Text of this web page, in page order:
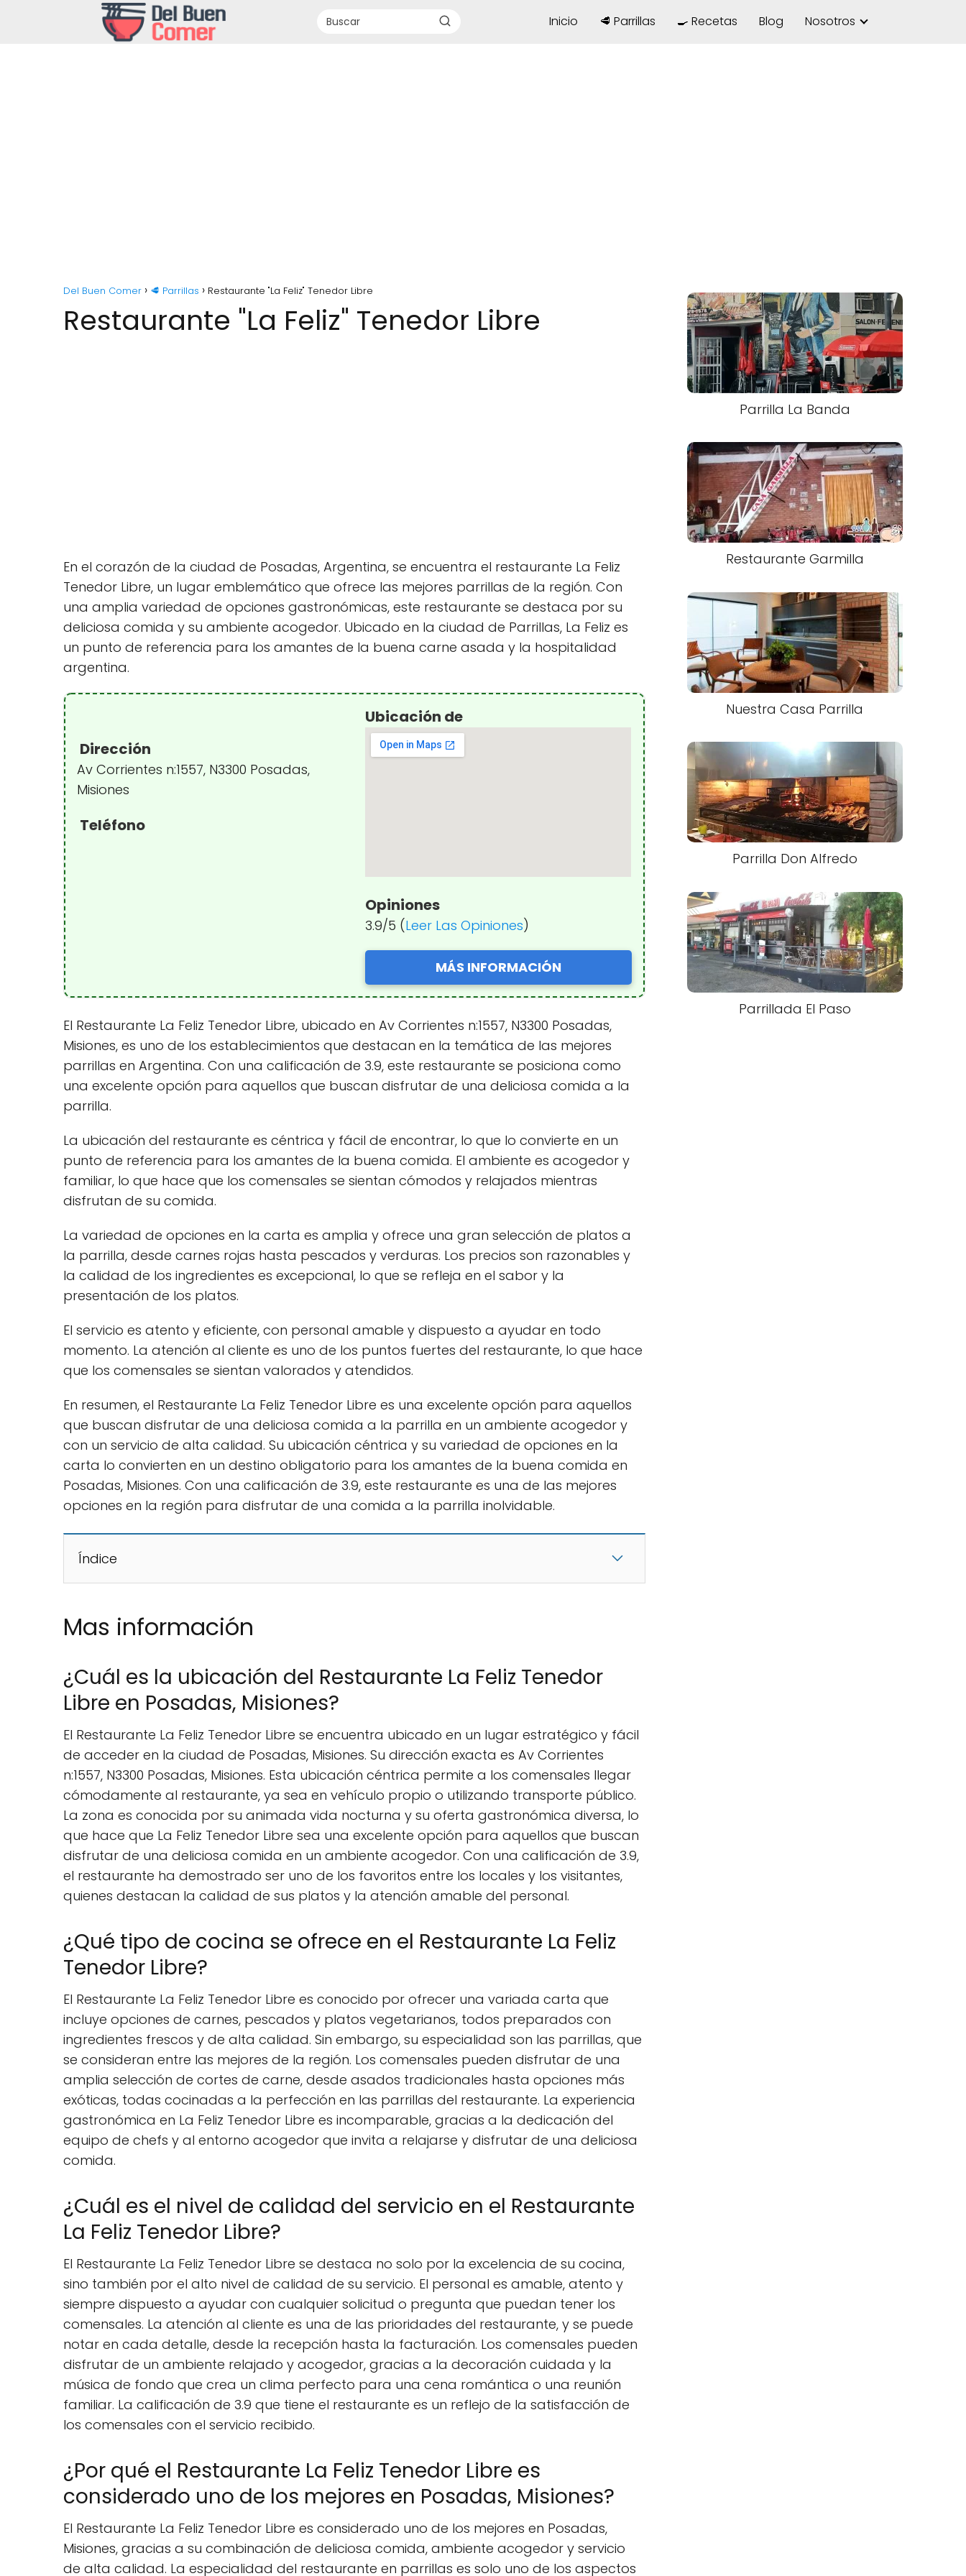
Inicio 🥩 Parrillas 🍳 Recetas Blog Nosotros
Del Buen Comer 🥩 Parrillas Restaurante "La Feliz" Tenedor Libre
Restaurante "La Feliz" Tenedor Libre
En el corazón de la ciudad de Posadas, Argentina, se encuentra el restaurante La Feliz
Tenedor Libre, un lugar emblemático que ofrece las mejores parrillas de la región. Con
una amplia variedad de opciones gastronómicas, este restaurante se destaca por su
deliciosa comida y su ambiente acogedor. Ubicado en la ciudad de Parrillas, La Feliz es
un punto de referencia para los amantes de la buena carne asada y la hospitalidad
argentina.
Dirección
Av Corrientes n:1557, N3300 Posadas,
Misiones
Teléfono
Ubicación de
Opiniones
3.9/5 (Leer Las Opiniones)
MÁS INFORMACIÓN
El Restaurante La Feliz Tenedor Libre, ubicado en Av Corrientes n:1557, N3300 Posadas,
Misiones, es uno de los establecimientos que destacan en la temática de las mejores
parrillas en Argentina. Con una calificación de 3.9, este restaurante se posiciona como
una excelente opción para aquellos que buscan disfrutar de una deliciosa comida a la
parrilla.
La ubicación del restaurante es céntrica y fácil de encontrar, lo que lo convierte en un
punto de referencia para los amantes de la buena comida. El ambiente es acogedor y
familiar, lo que hace que los comensales se sientan cómodos y relajados mientras
disfrutan de su comida.
La variedad de opciones en la carta es amplia y ofrece una gran selección de platos a
la parrilla, desde carnes rojas hasta pescados y verduras. Los precios son razonables y
la calidad de los ingredientes es excepcional, lo que se refleja en el sabor y la
presentación de los platos.
El servicio es atento y eficiente, con personal amable y dispuesto a ayudar en todo
momento. La atención al cliente es uno de los puntos fuertes del restaurante, lo que hace
que los comensales se sientan valorados y atendidos.
En resumen, el Restaurante La Feliz Tenedor Libre es una excelente opción para aquellos
que buscan disfrutar de una deliciosa comida a la parrilla en un ambiente acogedor y
con un servicio de alta calidad. Su ubicación céntrica y su variedad de opciones en la
carta lo convierten en un destino obligatorio para los amantes de la buena comida en
Posadas, Misiones. Con una calificación de 3.9, este restaurante es una de las mejores
opciones en la región para disfrutar de una comida a la parrilla inolvidable.
Índice
Mas información
¿Cuál es la ubicación del Restaurante La Feliz Tenedor
Libre en Posadas, Misiones?
El Restaurante La Feliz Tenedor Libre se encuentra ubicado en un lugar estratégico y fácil
de acceder en la ciudad de Posadas, Misiones. Su dirección exacta es Av Corrientes
n:1557, N3300 Posadas, Misiones. Esta ubicación céntrica permite a los comensales llegar
cómodamente al restaurante, ya sea en vehículo propio o utilizando transporte público.
La zona es conocida por su animada vida nocturna y su oferta gastronómica diversa, lo
que hace que La Feliz Tenedor Libre sea una excelente opción para aquellos que buscan
disfrutar de una deliciosa comida en un ambiente acogedor. Con una calificación de 3.9,
el restaurante ha demostrado ser uno de los favoritos entre los locales y los visitantes,
quienes destacan la calidad de sus platos y la atención amable del personal.
¿Qué tipo de cocina se ofrece en el Restaurante La Feliz
Tenedor Libre?
El Restaurante La Feliz Tenedor Libre es conocido por ofrecer una variada carta que
incluye opciones de carnes, pescados y platos vegetarianos, todos preparados con
ingredientes frescos y de alta calidad. Sin embargo, su especialidad son las parrillas, que
se consideran entre las mejores de la región. Los comensales pueden disfrutar de una
amplia selección de cortes de carne, desde asados tradicionales hasta opciones más
exóticas, todas cocinadas a la perfección en las parrillas del restaurante. La experiencia
gastronómica en La Feliz Tenedor Libre es incomparable, gracias a la dedicación del
equipo de chefs y al entorno acogedor que invita a relajarse y disfrutar de una deliciosa
comida.
¿Cuál es el nivel de calidad del servicio en el Restaurante
La Feliz Tenedor Libre?
El Restaurante La Feliz Tenedor Libre se destaca no solo por la excelencia de su cocina,
sino también por el alto nivel de calidad de su servicio. El personal es amable, atento y
siempre dispuesto a ayudar con cualquier solicitud o pregunta que puedan tener los
comensales. La atención al cliente es una de las prioridades del restaurante, y se puede
notar en cada detalle, desde la recepción hasta la facturación. Los comensales pueden
disfrutar de un ambiente relajado y acogedor, gracias a la decoración cuidada y la
música de fondo que crea un clima perfecto para una cena romántica o una reunión
familiar. La calificación de 3.9 que tiene el restaurante es un reflejo de la satisfacción de
los comensales con el servicio recibido.
¿Por qué el Restaurante La Feliz Tenedor Libre es
considerado uno de los mejores en Posadas, Misiones?
El Restaurante La Feliz Tenedor Libre es considerado uno de los mejores en Posadas,
Misiones, gracias a su combinación de deliciosa comida, ambiente acogedor y servicio
de alta calidad. La especialidad del restaurante en parrillas es solo uno de los aspectos
Parrilla La Banda
Restaurante Garmilla
Nuestra Casa Parrilla
Parrilla Don Alfredo
Parrillada El Paso